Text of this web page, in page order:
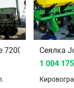
7200 2024Сеялка
1 004